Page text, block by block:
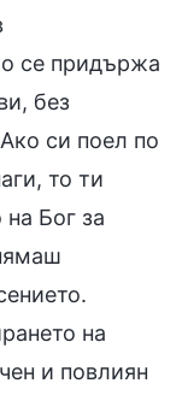
се придържа
без
си поел по
то ти
Бог за
на
и повлиян